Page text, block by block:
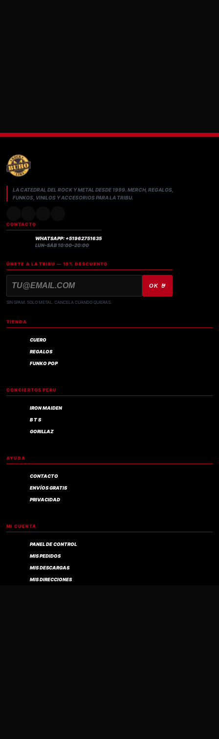
LA CATEDRAL DEL ROCK Y METAL DESDE 1999. MERCH, REGALOS,
FUNKOS, VINILOS Y ACCESORIOS PARA LA TRIBU.
CONTACTO
WHATSAPP: +51962751635
LUN–SÁB 10:00–20:00
ÚNETE A LA TRIBU — 15% DESCUENTO
OK 🤘
SIN SPAM. SOLO METAL. CANCELA CUANDO QUIERAS.
TIENDA
CUERO
REGALOS
FUNKO POP
CONCIERTOS PERU
IRON MAIDEN
B T S
GORILLAZ
AYUDA
CONTACTO
ENVÍOS GRATIS
PRIVACIDAD
MI CUENTA
PANEL DE CONTROL
MIS PEDIDOS
MIS DESCARGAS
MIS DIRECCIONES